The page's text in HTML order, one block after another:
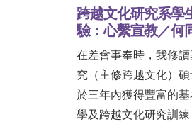
跨越文化研究系學
驗：心繫宣教／何
在差會事奉時，我修
究（主修跨越文化）碩
於三年內獲得豐富的
學及跨越文化研究訓